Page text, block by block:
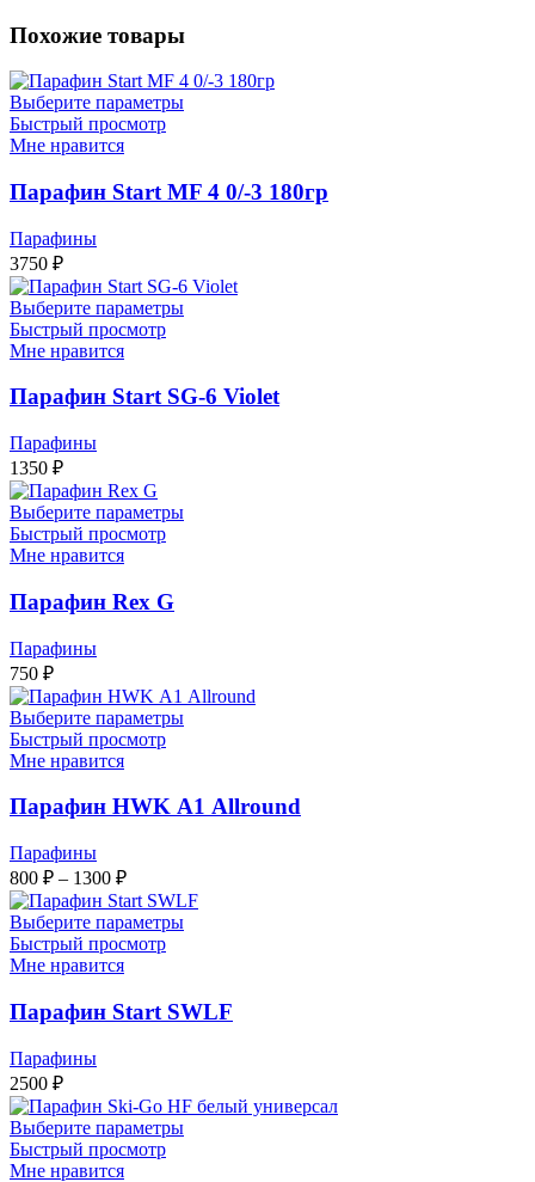
Похожие товары
Выберите параметры
Быстрый просмотр
Мне нравится
Парафин Start MF 4 0/-3 180гр
Парафины
3750 ₽
Выберите параметры
Быстрый просмотр
Мне нравится
Парафин Start SG-6 Violet
Парафины
1350 ₽
Выберите параметры
Быстрый просмотр
Мне нравится
Парафин Rex G
Парафины
750 ₽
Выберите параметры
Быстрый просмотр
Мне нравится
Парафин HWK А1 Allround
Парафины
800 ₽ – 1300 ₽Диапазон
цен:
800 ₽
–
Выберите параметры
Быстрый просмотр
Мне нравится
Парафин Start SWLF
Парафины
2500 ₽
Выберите параметры
Быстрый просмотр
Мне нравится